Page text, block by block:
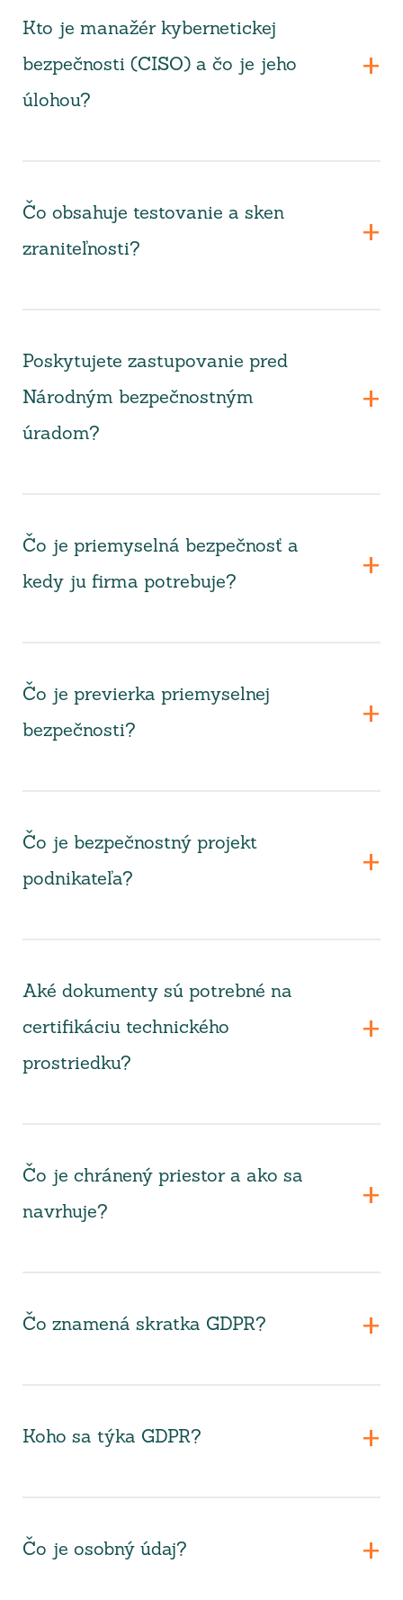
Kto je manažér kybernetickej
bezpečnosti (CISO) a čo je jeho
úlohou?
Čo obsahuje testovanie a sken
zraniteľnosti?
Poskytujete zastupovanie pred
Národným bezpečnostným
úradom?
Čo je priemyselná bezpečnosť a
kedy ju firma potrebuje?
Čo je previerka priemyselnej
bezpečnosti?
Čo je bezpečnostný projekt
podnikateľa?
Aké dokumenty sú potrebné na
certifikáciu technického
prostriedku?
Čo je chránený priestor a ako sa
navrhuje?
Čo znamená skratka GDPR?
Koho sa týka GDPR?
Čo je osobný údaj?